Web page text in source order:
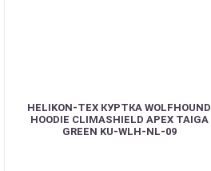
HELIKON-TEX КУРТКА WOLFHOUND
HOODIE CLIMASHIELD APEX TAIGA
GREEN KU-WLH-NL-09